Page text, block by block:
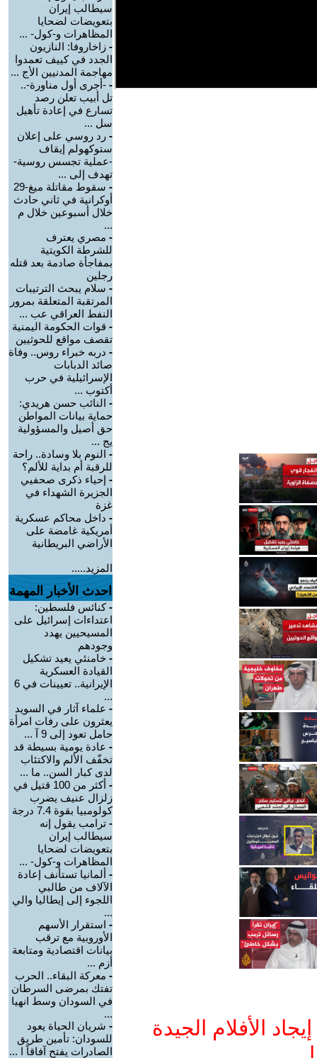
الأفلام الجيدة
سيطالب إيران
بتعويضات لضحايا
المظاهرات و-كول- ...
- زاخاروفا: النازيون
الجدد في كييف تعمدوا
مهاجمة المدنيين الأج ...
- -أجرى أول مناورة-..
تل أبيب تعلن رصد
تسارع في إعادة تأهيل
سل ...
- رد روسي على إعلان
ستوكهولم إيقاف
-عملية تجسس روسية-
تهدف إلى ...
-
سقوط مقاتلة ميغ-29
أوكرانية في ثاني حادث
خلال أسبوعين خلال م
...
- مصري يعترف
للشرطة الكويتية
بمفاجأة صادمة بعد قتله
رجلين
- سلام يبحث الترتيبات
المرتقبة المتعلقة بمرور
النفط العراقي عب ...
- قوات الحكومة اليمنية
تقصف مواقع للحوثيين
- دربه خبراء روس.. وفاة
صائد الدبابات
الإسرائيلية في حرب
أكتوب ...
- النائب حسن هريدي:
حماية بيانات المواطن
حق أصيل والمسؤولية
يج ...
- النوم بلا وسادة.. راحة
للرقبة أم بداية للألم؟
- إحياء ذكرى صحفيي
الجزيرة الشهداء في
غزة
- داخل محاكم عسكرية
أمريكية غامضة على
الأراضي البريطانية
المزيد.....
احدث الأخبار المهمة
-كنائس فلسطين:
اعتداءات إسرائيل على
المسيحيين يهدد
وجودهم
- خامنئي يعيد تشكيل
القيادة العسكرية
الإيرانية.. تعيينات في 6
...
- علماء آثار في السويد
يعثرون على رفات امرأة
حامل تعود إلى 9 آ ...
- عادة يومية بسيطة قد
تخفّف الألم والاكتئاب
لدى كبار السن.. ما ...
-
أكثر من 100 قتيل في
زلزال عنيف يضرب
كولومبيا بقوة 7.4 درجة
- ترامب يقول إنه
سيطالب إيران
بتعويضات لضحايا
المظاهرات و-كول- ...
- ألمانيا تستأنف إعادة
الآلاف من طالبي
اللجوء إلى إيطاليا والي
...
- استقرار الأسهم
الأوروبية مع ترقب
بيانات اقتصادية ومتابعة
أزم ...
- معركة البقاء.. الحرب
تفتك بمرضى السرطان
في السودان وسط انهيا
...
- شريان الحياة يعود
للسودان: تأمين طريق
الصادرات يفتح آفاقاً ا ...